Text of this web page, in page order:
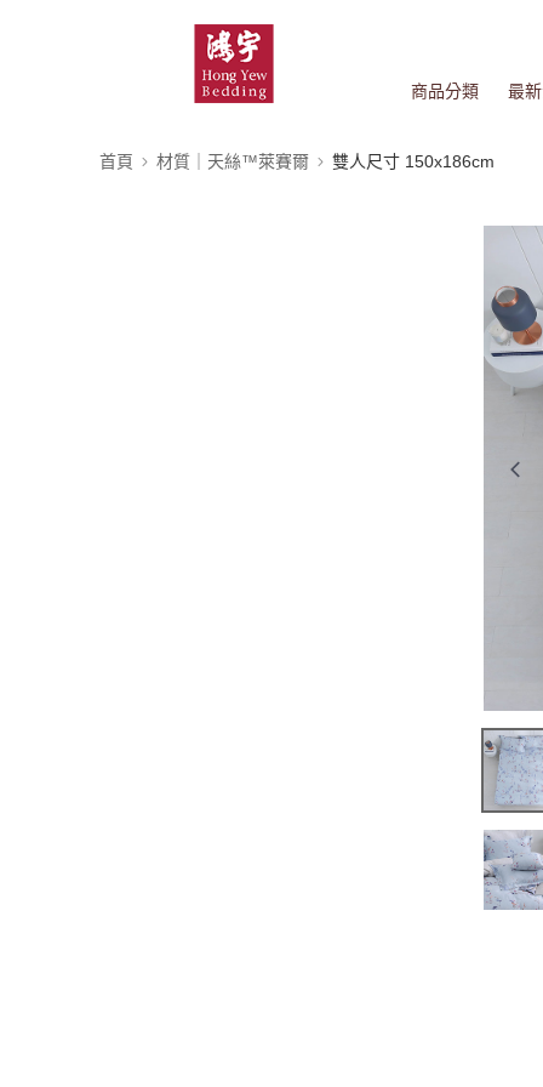
商品分類 最
首頁 材質｜天絲™萊賽爾 雙人尺寸 150x186cm